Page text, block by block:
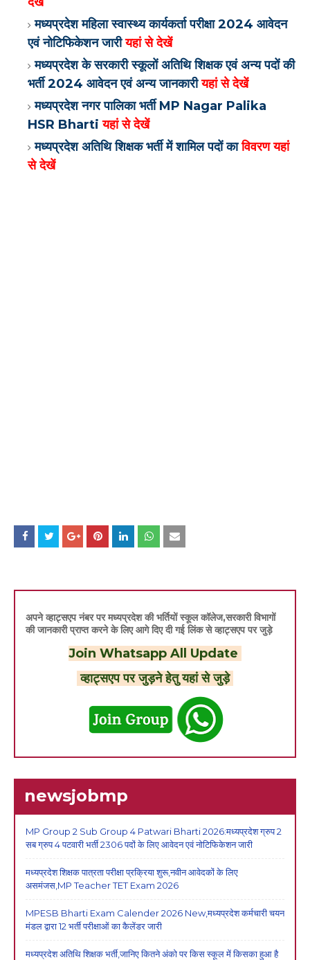
मध्यप्रदेश महिला स्वास्थ्य कार्यकर्ता परीक्षा 2024 आवेदन
एवं नोटिफिकेशन जारीयहां से देखें
मध्यप्रदेश के सरकारी स्कूलों अतिथि शिक्षक एवं अन्य पदों की
भर्ती 2024 आवेदन एवं अन्य जानकारीयहां से देखें
मध्यप्रदेश नगर पालिका भर्ती MP Nagar Palika
HSR Bhartiयहां से देखें
मध्यप्रदेश अतिथि शिक्षक भर्ती में शामिल पदों काविवरण यहां
से देखें
अपने व्हाट्सएप नंबर पर मध्यप्रदेश की भर्तियों स्कूल कॉलेज,सरकारी विभागों
की जानकारी प्राप्त करने के लिए आगे दिए दी गई लिंक से व्हाट्सएप पर जुड़े
Join Whatsapp All Update
व्हाट्सएप पर जुड़ने हेतु यहां से जुड़े
newsjobmp
MP Group 2 Sub Group 4 Patwari Bharti 2026:मध्यप्रदेश ग्रुप 2
सब ग्रुप 4 पटवारी भर्ती 2306 पदों के लिए आवेदन एवं नोटिफिकेशन जारी
मध्यप्रदेश शिक्षक पात्रता परीक्षा प्रक्रिया शुरू,नवीन आवेदकों के लिए
असमंजस,MP Teacher TET Exam 2026
MPESB Bharti Exam Calender 2026 New,मध्यप्रदेश कर्मचारी चयन
मंडल द्वारा 12 भर्ती परीक्षाओं का कैलेंडर जारी
मध्यप्रदेश अतिथि शिक्षक भर्ती,जानिए कितने अंको पर किस स्कूल में किसका हुआ है